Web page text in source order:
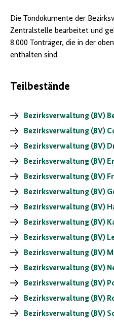
Die Tondokumente der
Zentralstelle bearbeitet und
8.000 Tonträger, die in der
enthalten sind.
Teilbestände
Bezirksverwaltung ( BV)
Bezirksverwaltung ( BV)
Bezirksverwaltung ( BV)
Bezirksverwaltung ( BV)
Bezirksverwaltung ( BV)
Bezirksverwaltung ( BV)
Bezirksverwaltung ( BV)
Bezirksverwaltung ( BV)
Bezirksverwaltung ( BV)
Bezirksverwaltung ( BV)
Bezirksverwaltung ( BV)
Bezirksverwaltung ( BV)
Bezirksverwaltung ( BV)
Bezirksverwaltung ( BV)